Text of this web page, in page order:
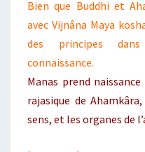
Bien que Buddhi et
avec Vijnâna Maya
des principes
connaissance.
Manas prend
rajasique de
sens, et les organes de